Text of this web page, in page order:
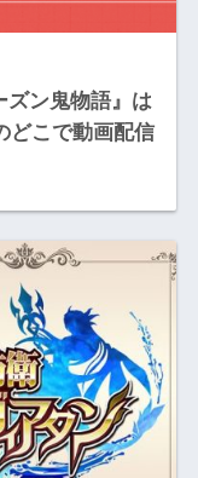
ズン鬼物語』は
どこで動画配信